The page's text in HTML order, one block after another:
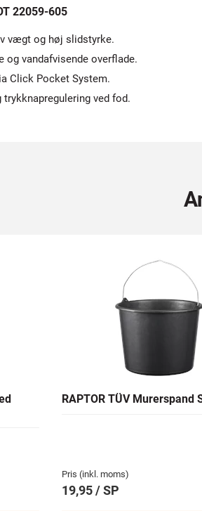
22059-605
vægt og høj slidstyrke.
og vandafvisende overflade.
Click Pocket System.
ved fod.
RAPTOR TÜV Murerspand
Pris (inkl. moms)
19,95 / SP